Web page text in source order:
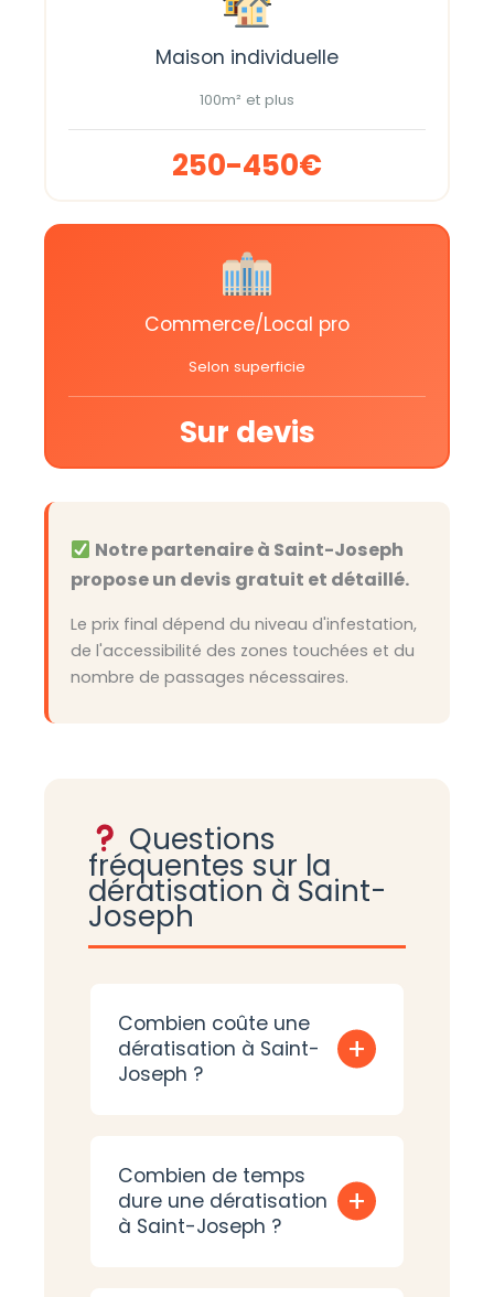
Maison individuelle
100m² et plus
250-450€
Commerce/Local pro
Selon superficie
Sur devis
Notre partenaire à Saint-Joseph
propose un devis gratuit et détaillé.
Le prix final dépend du niveau d'infestation,
de l'accessibilité des zones touchées et du
nombre de passages nécessaires.
Questions
fréquentes sur la
dératisation à Saint-
Joseph
Combien coûte une
dératisation à Saint-
Joseph ?
+
Combien de temps
dure une dératisation
à Saint-Joseph ?
+